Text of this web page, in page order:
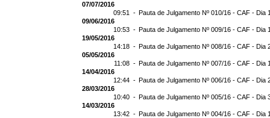
07/07/2016
09:51 - Pauta de Julgamento Nº 010/16 - CAF - Dia
09/06/2016
10:53 - Pauta de Julgamento Nº 009/16 - CAF - Dia
19/05/2016
14:18 - Pauta de Julgamento Nº 008/16 - CAF - Dia
05/05/2016
11:08 - Pauta de Julgamento Nº 007/16 - CAF - Dia
14/04/2016
12:44 - Pauta de Julgamento Nº 006/16 - CAF - Dia
28/03/2016
10:40 - Pauta de Julgamento Nº 005/16 - CAF - Dia
14/03/2016
13:42 - Pauta de Julgamento Nº 004/16 - CAF - Dia